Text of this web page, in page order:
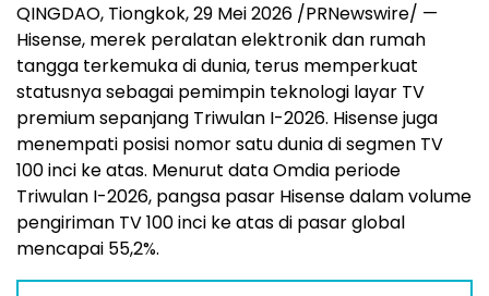
QINGDAO, Tiongkok, 29 Mei 2026 /PRNewswire/ —
Hisense, merek peralatan elektronik dan rumah
tangga terkemuka di dunia, terus memperkuat
statusnya sebagai pemimpin teknologi layar TV
premium sepanjang Triwulan I-2026. Hisense juga
menempati posisi nomor satu dunia di segmen TV
100 inci ke atas. Menurut data Omdia periode
Triwulan I-2026, pangsa pasar Hisense dalam volume
pengiriman TV 100 inci ke atas di pasar global
mencapai 55,2%.